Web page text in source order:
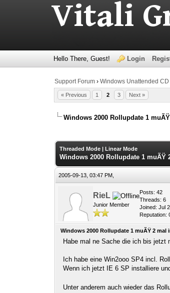
Hello There, Guest! Login
Support Forum ›Windows Unattended
« Previous 1 2 3 Next »
Windows 2000 Rollupdate 1
Threaded Mode |Linear Mode
Windows 2000 Rollupdate 1
2005-09-13, 03:47 PM,
RieL
Junior Member
Posts: 42
Threads: 6
Joined: Jul
Reputation:
Windows 2000 Rollupdate 1 muÃŸ 2
Habe mal ne Sache die ich bis jetzt
Ich habe eine Win2ooo SP4 incl.
Wenn ich jetzt IE 6 SP installiere
Unter anderem auch wieder das